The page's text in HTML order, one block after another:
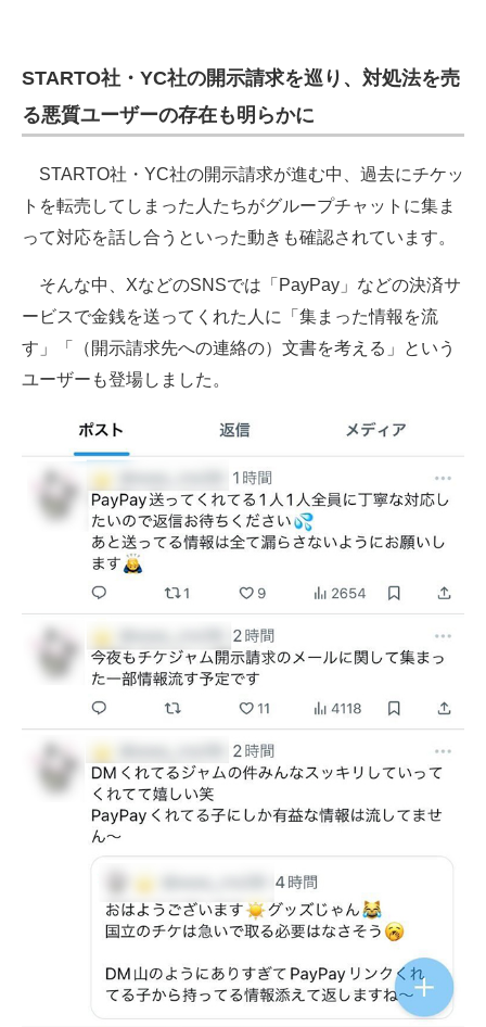
STARTO社・YC社の開示請求を巡り、対処法を売
る悪質ユーザーの存在も明らかに
STARTO社・YC社の開示請求が進む中、過去にチケッ
トを転売してしまった人たちがグループチャットに集ま
って対応を話し合うといった動きも確認されています。
そんな中、XなどのSNSでは「PayPay」などの決済サ
ービスで金銭を送ってくれた人に「集まった情報を流
す」「（開示請求先への連絡の）文書を考える」という
ユーザーも登場しました。